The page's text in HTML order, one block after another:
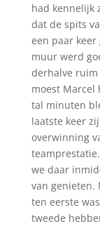
had kennelijk
dat de spits
een paar
muur werd
derhalve ruim
moest Marcel
tal minuten
laatste keer
overwinning
we daar
van genieten.
ten eerste
tweede